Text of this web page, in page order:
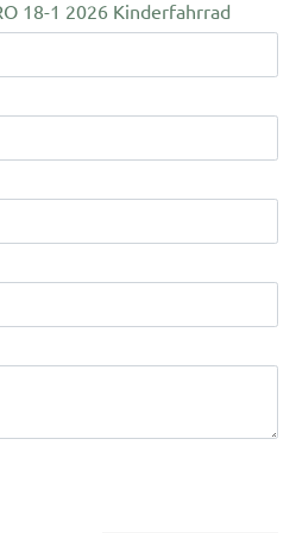
18-1 2026 Kinderfahrrad